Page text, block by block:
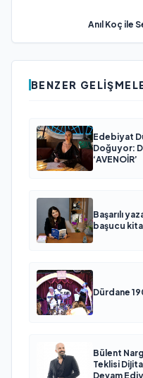
BENZER
Edebiyat
Doğuyor:
‘AVENOİR’
Başarılı
başucu
Dürdane
Bülent
Teklisi
Devam